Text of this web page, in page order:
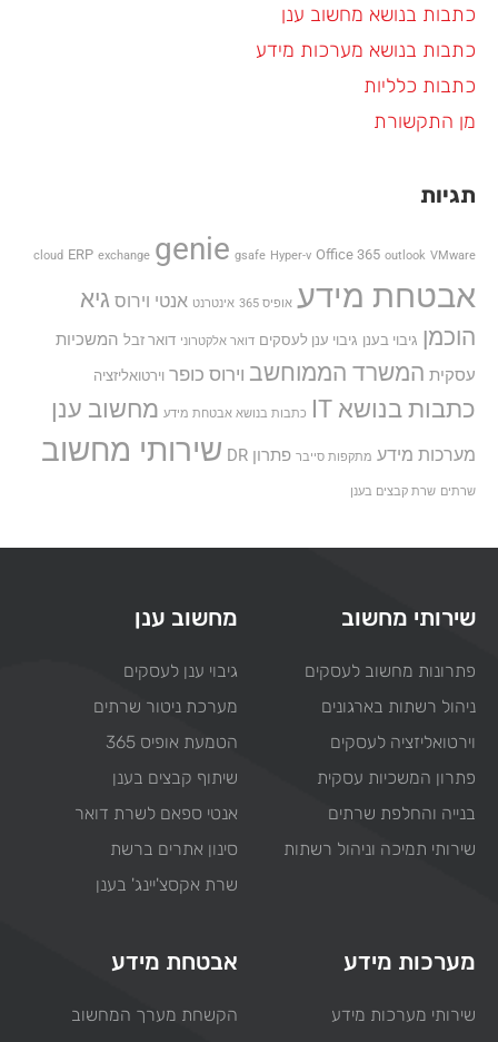
כתבות בנושא מחשוב ענן
כתבות בנושא מערכות מידע
כתבות כלליות
מן התקשורת
תגיות
cloud ERP exchange genie gsafe Hyper-v Office 365 outlook VMware
אבטחת מידע אופיס 365 אינטרנט אנטי וירוס גיא
הוכמן גיבוי בענן גיבוי ענן לעסקים דואר אלקטרוני דואר זבל המשכיות
עסקית המשרד הממוחשב וירוס כופר וירטואליזציה
כתבות בנושא IT כתבות בנושא אבטחת מידע מחשוב ענן
מערכות מידע מתקפות סייבר פתרון DR שירותי מחשוב
שרתים שרת קבצים בענן
שירותי מחשוב
פתרונות מחשוב לעסקים
ניהול רשתות בארגונים
וירטואליזציה לעסקים
פתרון המשכיות עסקית
בנייה והחלפת שרתים
שירותי תמיכה וניהול רשתות
מחשוב ענן
גיבוי ענן לעסקים
מערכת ניטור שרתים
הטמעת אופיס 365
שיתוף קבצים בענן
אנטי ספאם לשרת דואר
סינון אתרים ברשת
שרת אקסצ'יינג' בענן
מערכות מידע
שירותי מערכות מידע
אבטחת מידע
הקשחת מערך המחשוב